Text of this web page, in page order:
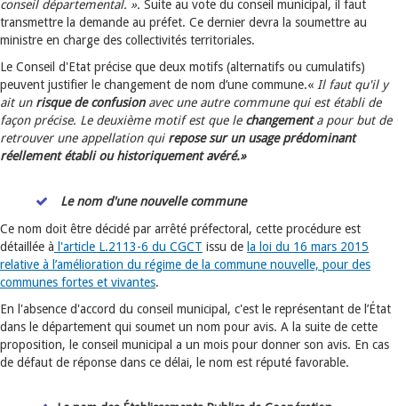
conseil départemental. ». Suite au vote du conseil municipal, il faut
transmettre la demande au préfet. Ce dernier devra la soumettre au
ministre en charge des collectivités territoriales.
Le Conseil d'Etat précise que deux motifs (alternatifs ou cumulatifs)
peuvent justifier le changement de nom d’une commune.« Il faut qu'il y
ait unrisque de confusionavec une autre commune qui est établi de
façon précise. Le deuxième motif est que le changementa pour but de
retrouver une appellation qui repose sur un usage prédominant
réellement établi ou historiquement avéré.»
Le nom d'une nouvelle commune
Ce nom doit être décidé par arrêté préfectoral, cette procédure est
détaillée à l'article L.2113-6 du CGCT issu de la loi du 16 mars 2015
relative à l’amélioration du régime de la commune nouvelle, pour des
communes fortes et vivantes.
En l'absence d'accord du conseil municipal, c'est le représentant de l’État
dans le département qui soumet un nom pour avis. A la suite de cette
proposition, le conseil municipal a un mois pour donner son avis. En cas
de défaut de réponse dans ce délai, le nom est réputé favorable.